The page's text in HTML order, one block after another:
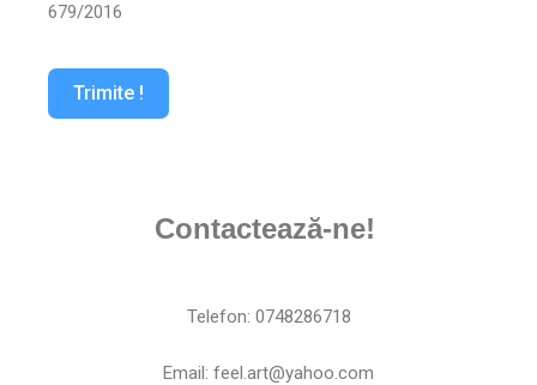
679/2016
Trimite !
Contactează-ne!
Telefon: 0748286718
Email: feel.art@yahoo.com